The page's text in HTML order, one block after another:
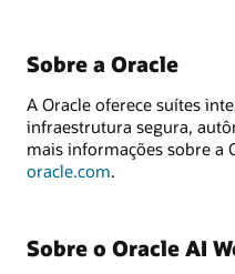
Sobre a Oracle
A Oracle oferece suítes
infraestrutura segura,
mais informações sobre a
oracle.com.
Sobre o Oracle AI